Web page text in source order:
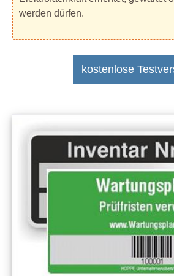
werden dürfen.
kostenlose